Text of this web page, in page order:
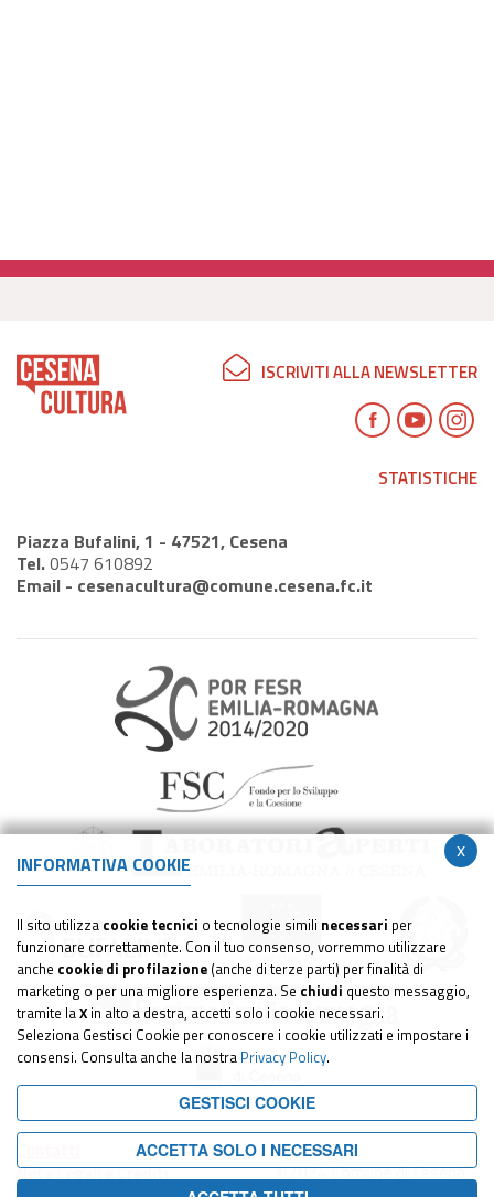
ISCRIVITI ALLA NEWSLETTER
STATISTICHE
Piazza Bufalini, 1 - 47521, Cesena
Tel.0547 610892
Email - cesenacultura@comune.cesena.fc.it
Note Legali e Crediti
©2024 Comune di Cesena -
x
INFORMATIVA COOKIE
Il sito utilizza cookie tecnici o tecnologie simili necessari per
funzionare correttamente. Con il tuo consenso, vorremmo utilizzare
anche cookie di profilazione (anche di terze parti) per finalità di
marketing o per una migliore esperienza. Se chiudi questo messaggio,
tramite laX in alto a destra, accetti solo i cookie necessari.
Seleziona Gestisci Cookie per conoscere i cookie utilizzati e impostare i
consensi. Consulta anche la nostra Privacy Policy.
GESTISCI COOKIE
ACCETTA SOLO I NECESSARI